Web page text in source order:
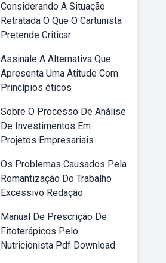
Considerando A Situação
Retratada O Que O Cartunista
Pretende Criticar
Assinale A Alternativa Que
Apresenta Uma Atitude Com
Princípios éticos
Sobre O Processo De Análise
De Investimentos Em
Projetos Empresariais
Os Problemas Causados Pela
Romantização Do Trabalho
Excessivo Redação
Manual De Prescrição De
Fitoterápicos Pelo
Nutricionista Pdf Download